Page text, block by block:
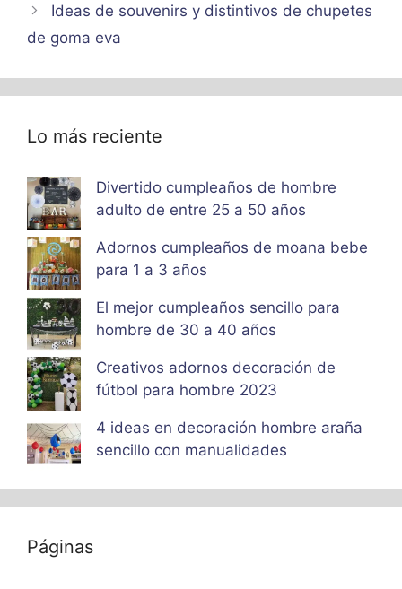
Ideas de souvenirs y distintivos de chupetes
de goma eva
Lo más reciente
Divertido cumpleaños de hombre
adulto de entre 25 a 50 años
Adornos cumpleaños de moana bebe
para 1 a 3 años
El mejor cumpleaños sencillo para
hombre de 30 a 40 años
Creativos adornos decoración de
fútbol para hombre 2023
4 ideas en decoración hombre araña
sencillo con manualidades
Páginas